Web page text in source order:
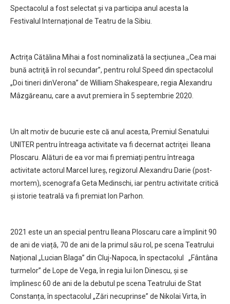
Spectacolul a fost selectat și va participa anul acesta la
Festivalul Internațional de Teatru de la Sibiu.
Actrița Cătălina Mihai a fost nominalizată la secțiunea ,,Cea mai
bună actriţă în rol secundar”, pentru rolul Speed din spectacolul
„Doi tineri dinVerona” de William Shakespeare, regia Alexandru
Mâzgăreanu, care a avut premiera în 5 septembrie 2020.
Un alt motiv de bucurie este că anul acesta, Premiul Senatului
UNITER pentru întreaga activitate va fi decernat actriţei Ileana
Ploscaru. Alături de ea vor mai fi premiați pentru întreaga
activitate actorul Marcel Iureș, regizorul Alexandru Darie (post-
mortem), scenografa Geta Medinschi, iar pentru activitate critică
și istorie teatrală va fi premiat Ion Parhon.
2021 este un an special pentru Ileana Ploscaru care a împlinit 90
de ani de viață, 70 de ani de la primul său rol, pe scena Teatrului
Național „Lucian Blaga” din Cluj-Napoca, în spectacolul „Fântâna
turmelor” de Lope de Vega, în regia lui Ion Dinescu, și se
împlinesc 60 de ani de la debutul pe scena Teatrului de Stat
Constanța, în spectacolul „Zări necuprinse” de Nikolai Virta, în